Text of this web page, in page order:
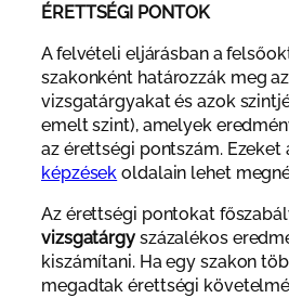
ÉRETTSÉGI PONTOK
A felvételi eljárásban a
szakonként határozzák meg
vizsgatárgyakat és azok
emelt szint), amelyek
az érettségi pontszám. Ezeket
képzések oldalain lehet
Az érettségi pontokat
vizsgatárgy százalékos
kiszámítani. Ha egy szakon
megadtak érettségi